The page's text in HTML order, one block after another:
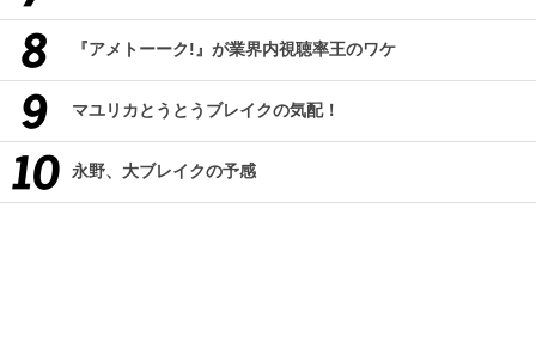
『アメトーーク!』が業界内視聴率王のワケ
マユリカとうとうブレイクの気配！
永野、大ブレイクの予感